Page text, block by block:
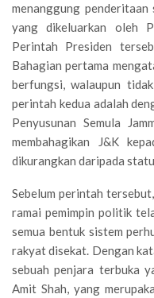
menanggung
yang dikeluarkan oleh
Perintah Presiden
Bahagian pertama
berfungsi, walaupun
perintah kedua adalah
Penyusunan Semula
membahagikan J&K
dikurangkan daripada
Sebelum perintah
ramai pemimpin politik
semua bentuk sistem
rakyat disekat. Dengan
sebuah penjara terbuka
Amit Shah, yang